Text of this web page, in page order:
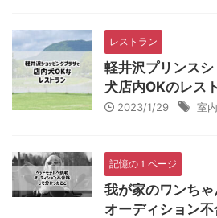
レストラン
軽井沢プリンス
犬店内OKのレス
2023/1/29 室内
記憶の１ページ
我が家のワンちゃ
オーディション